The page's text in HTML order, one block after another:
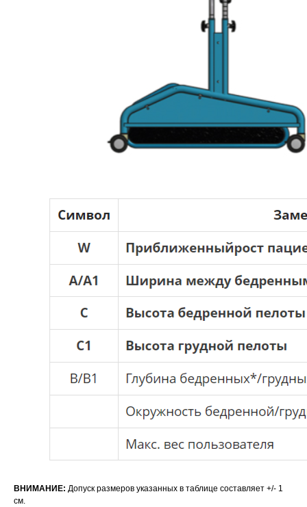
ВНИМАНИЕ: Допуск размеров указанных в таблице составляет +/- 1
см.